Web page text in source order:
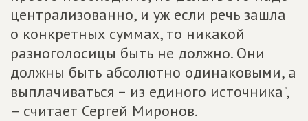
централизованно, и уж если речь зашла
о конкретных суммах, то никакой
разноголосицы быть не должно. Они
должны быть абсолютно одинаковыми, а
выплачиваться – из единого источника",
– считает Сергей Миронов.